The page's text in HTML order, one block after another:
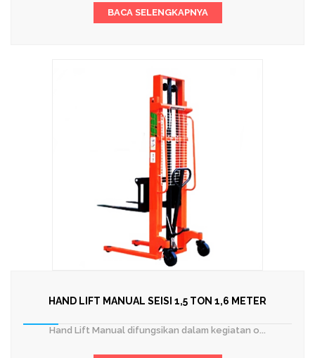
BACA SELENGKAPNYA
HAND LIFT MANUAL SEISI 1,5 TON 1,6 METER
Hand Lift Manual difungsikan dalam kegiatan o...